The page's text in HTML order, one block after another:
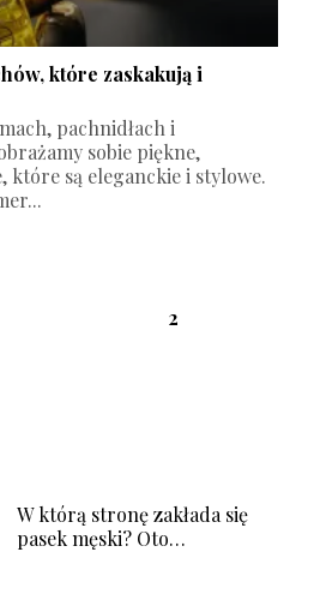
które zaskakują i
pachnidłach i
sobie piękne,
które są eleganckie i stylowe.
2
W którą stronę zakłada się
pasek męski? Oto